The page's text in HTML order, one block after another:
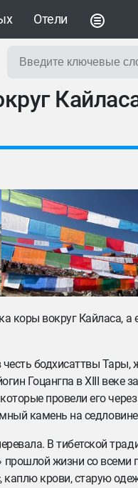
Отели
коры вокруг Кайласа,
бодхисаттвы
Гоцангпа в XIII веке
провели его
камень на
В тибетской
жизни со всеми
каплю крови, старую